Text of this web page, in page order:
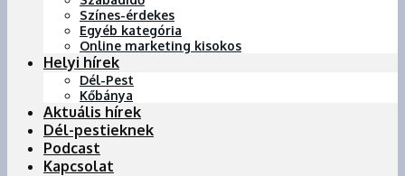
Színes-érdekes
Egyéb kategória
Online marketing kisokos
Helyi hírek
Dél-Pest
Kőbánya
Aktuális hírek
Dél-pestieknek
Podcast
Kapcsolat